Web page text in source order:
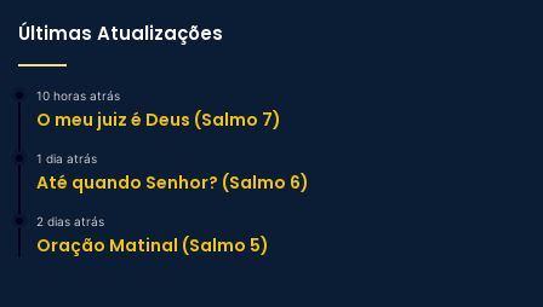
Últimas Atualizações
10 horas atrás
O meu juiz é Deus (Salmo 7)
1 dia atrás
Até quando Senhor? (Salmo 6)
2 dias atrás
Oração Matinal (Salmo 5)